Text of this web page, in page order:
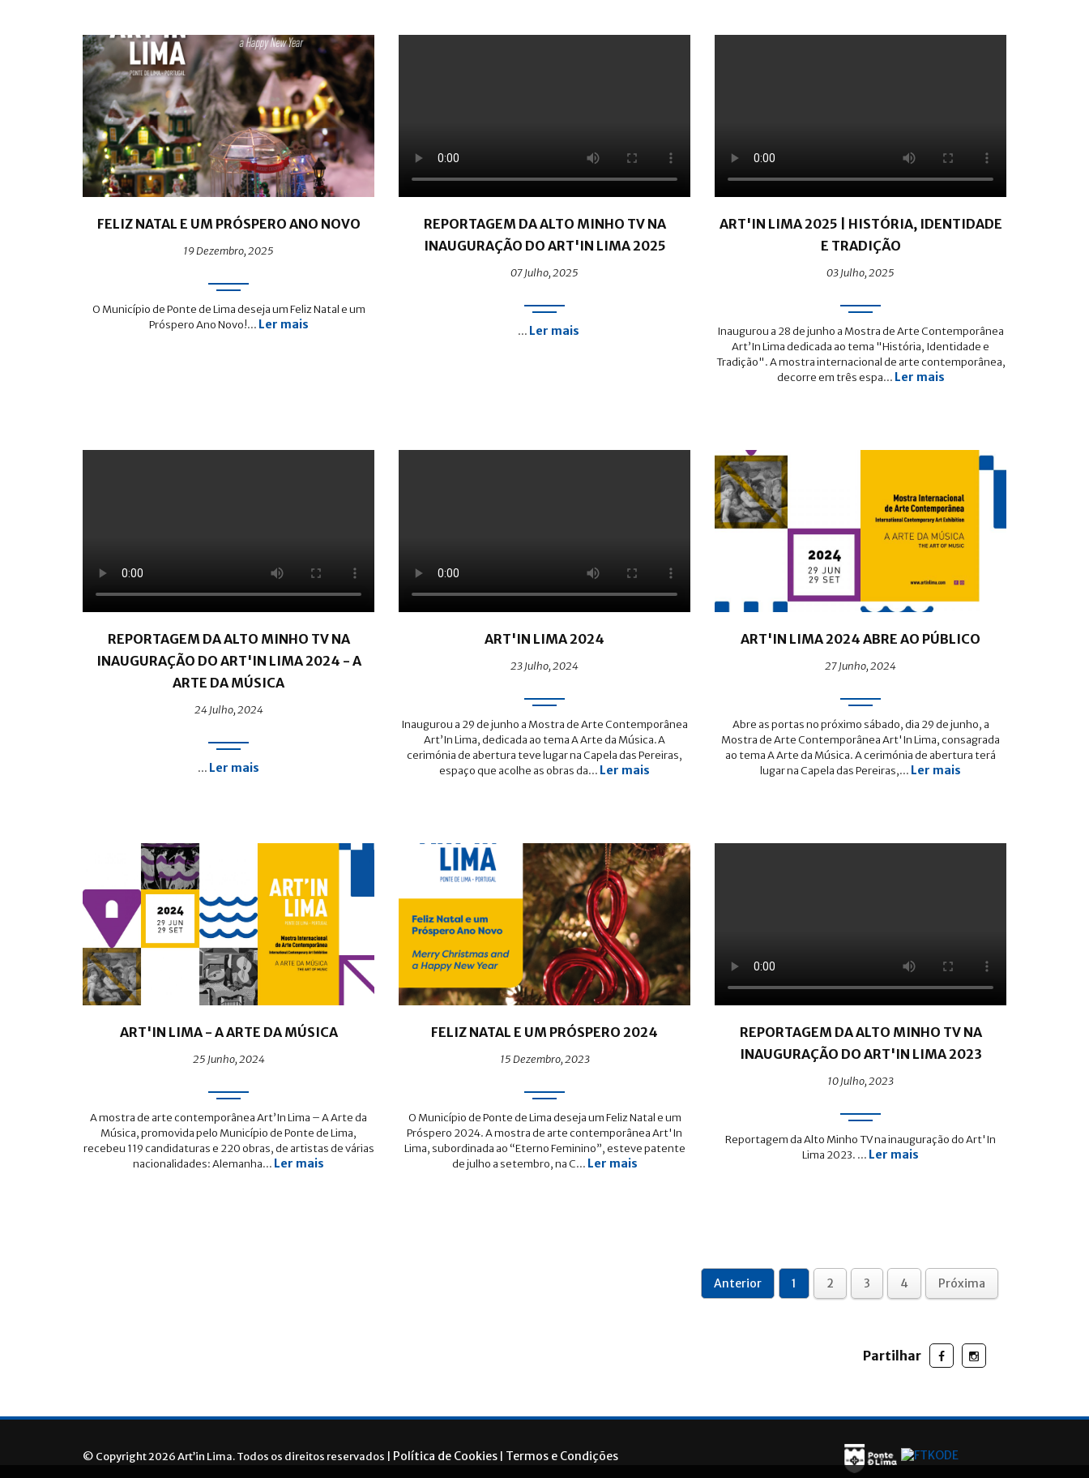
FELIZ NATAL E UM PRÓSPERO ANO NOVO
19 Dezembro, 2025
O Município de Ponte de Lima deseja um Feliz Natal e um
Próspero Ano Novo!... Ler mais
REPORTAGEM DA ALTO MINHO TV NA
INAUGURAÇÃO DO ART'IN LIMA 2025
07 Julho, 2025
... Ler mais
ART'IN LIMA 2025 | HISTÓRIA, IDENTIDADE
E TRADIÇÃO
03 Julho, 2025
Inaugurou a 28 de junho a Mostra de Arte Contemporânea
Art’In Lima dedicada ao tema "História, Identidade e
Tradição". A mostra internacional de arte contemporânea,
decorre em três espa... Ler mais
REPORTAGEM DA ALTO MINHO TV NA
INAUGURAÇÃO DO ART'IN LIMA 2024 - A
ARTE DA MÚSICA
24 Julho, 2024
... Ler mais
ART'IN LIMA 2024
23 Julho, 2024
Inaugurou a 29 de junho a Mostra de Arte Contemporânea
Art’In Lima, dedicada ao tema A Arte da Música.A
cerimónia de abertura teve lugar na Capela das Pereiras,
espaço que acolhe as obras da... Ler mais
ART'IN LIMA 2024 ABRE AO PÚBLICO
27 Junho, 2024
Abre as portas no próximo sábado, dia 29 de junho, a
Mostra de Arte Contemporânea Art'In Lima, consagrada
ao tema A Arte da Música. A cerimónia de abertura terá
lugar na Capela das Pereiras,... Ler mais
ART'IN LIMA - A ARTE DA MÚSICA
25 Junho, 2024
A mostra de arte contemporânea Art’In Lima – A Arte da
Música, promovida pelo Município de Ponte de Lima,
recebeu 119 candidaturas e 220 obras, de artistas de várias
nacionalidades: Alemanha... Ler mais
FELIZ NATAL E UM PRÓSPERO 2024
15 Dezembro, 2023
O Município de Ponte de Lima deseja um Feliz Natal e um
Próspero 2024. A mostra de arte contemporânea Art'In
Lima, subordinada ao “Eterno Feminino”, esteve patente
de julho a setembro, na C... Ler mais
REPORTAGEM DA ALTO MINHO TV NA
INAUGURAÇÃO DO ART'IN LIMA 2023
10 Julho, 2023
Reportagem da Alto Minho TV na inauguração do Art'In
Lima 2023. ... Ler mais
Anterior 1 2 3 4 Próxima
Partilhar
© Copyright 2026 Art’in Lima. Todos os direitos reservados | Política de Cookies Termos e Condições